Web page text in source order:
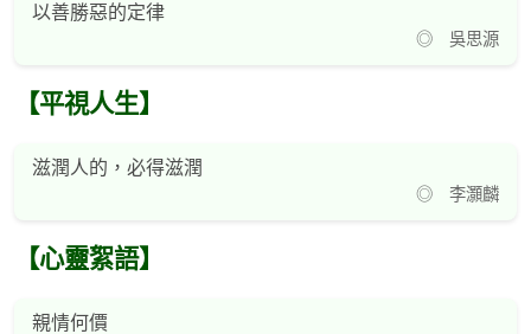
以善勝惡的定律
◎ 吳思源
【平視人生】
滋潤人的，必得滋潤
◎ 李灝麟
【心靈絮語】
親情何價